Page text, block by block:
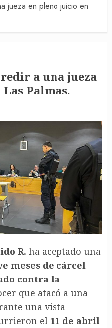
jueza en pleno juicio en
a una jueza
Palmas.
R. ha aceptado una
meses de cárcel
contra la
que atacó a una
una vista
el 11 de abril